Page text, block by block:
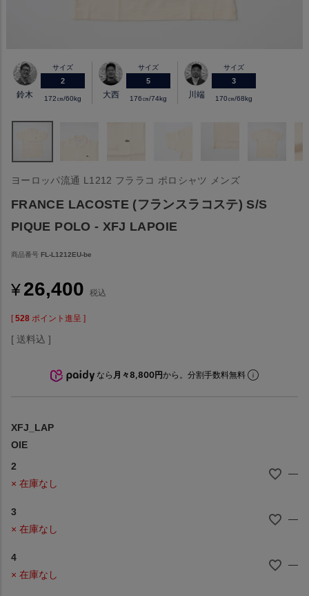
鈴木
サイズ
2
172㎝/60kg 大西
サイズ
5
176㎝/74kg 川端
サイズ
3
170㎝/68kg
ヨーロッパ流通 L1212 フララコ ポロシャツ メンズ
FRANCE LACOSTE (フランスラコステ) S/S
PIQUE POLO - XFJ LAPOIE
商品番号 FL-L1212EU-be
¥26,400 税込
[ 528 ポイント進呈 ]
送料込
なら 月々8,800円から。分割手数料無料
XFJ_LAP
OIE
2
× 在庫なし
—
3
× 在庫なし
—
4
× 在庫なし
—